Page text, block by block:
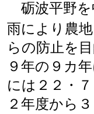
砺波平野を
雨により農
らの防止を
９年の９カ
には２２・
２年度から